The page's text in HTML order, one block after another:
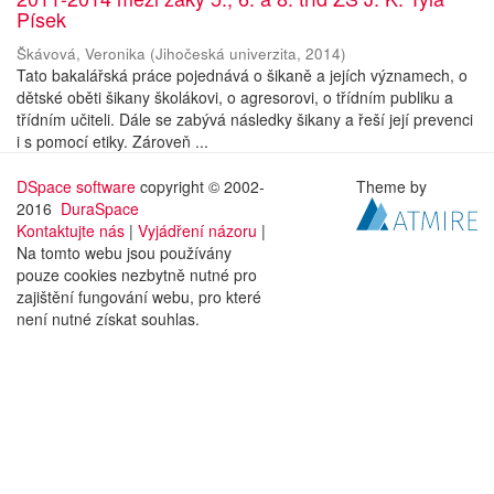
Písek
Škávová, Veronika (Jihočeská univerzita, 2014)
Tato bakalářská práce pojednává o šikaně a jejích významech, o
dětské oběti šikany školákovi, o agresorovi, o třídním publiku a
třídním učiteli. Dále se zabývá následky šikany a řeší její prevenci
i s pomocí etiky. Zároveň ...
DSpace software copyright © 2002-
2016 DuraSpace
Kontaktujte nás | Vyjádření názoru |
Na tomto webu jsou používány
pouze cookies nezbytně nutné pro
zajištění fungování webu, pro které
není nutné získat souhlas.
Theme by